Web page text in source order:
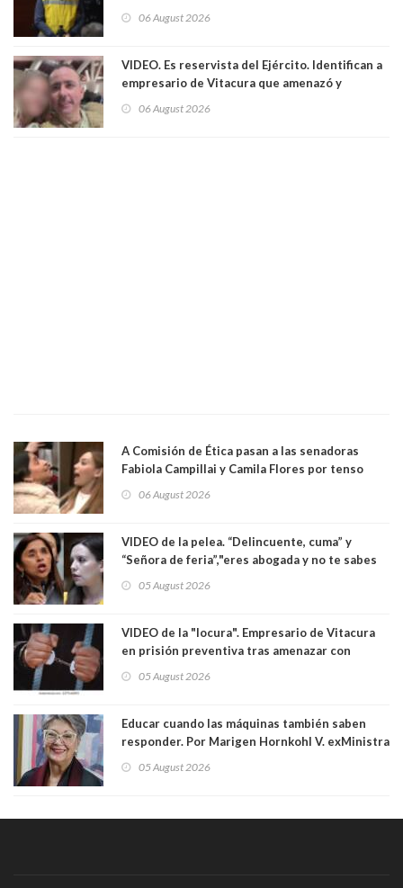
06 August 2026
VIDEO. Es reservista del Ejército. Identifican a
empresario de Vitacura que amenazó y
al "ring raja". Se trata de Andrés Arrieta y la
06 August 2026
A Comisión de Ética pasan a las senadoras
Fabiola Campillai y Camila Flores por tenso
06 August 2026
VIDEO de la pelea. “Delincuente, cuma” y
“Señora de feria”,"eres abogada y no te sabes
senadoras Camila Flores y Fabiola Campillai en
05 August 2026
VIDEO de la "locura". Empresario de Vitacura
en prisión preventiva tras amenazar con
Los persiguió en potente camioneta
05 August 2026
Educar cuando las máquinas también saben
responder. Por Marigen Hornkohl V. exMinistra
05 August 2026